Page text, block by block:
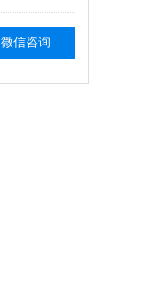
微信咨询